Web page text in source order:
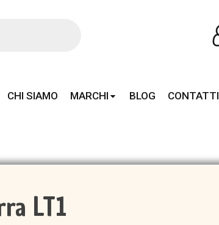
CHI SIAMO MARCHI BLOG CONTATTI
LT1